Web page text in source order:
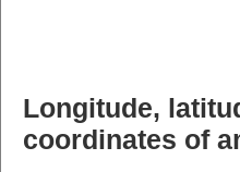
Longitude,
coordinates of